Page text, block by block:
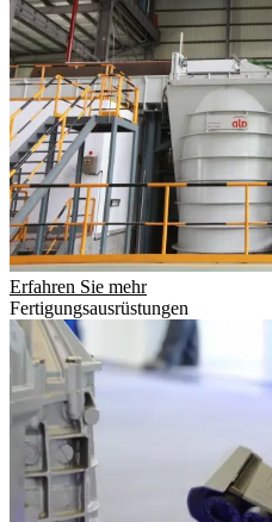
Erfahren Sie mehr
Fertigungsausrüstungen